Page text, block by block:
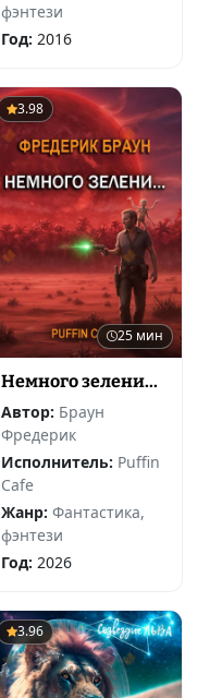
фэнтези
Год: 2016
3.98
25 мин
Немного зелени...
Автор: Браун
Фредерик
Исполнитель: Puffin
Cafe
Жанр: Фантастика,
фэнтези
Год: 2026
3.96